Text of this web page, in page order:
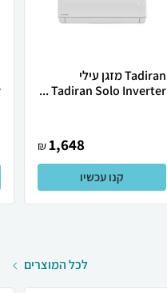
Tadiran מזגן עילי
Tadiran Solo Inverter ...
1,648
₪
קנו עכשיו
לכל המוצרים